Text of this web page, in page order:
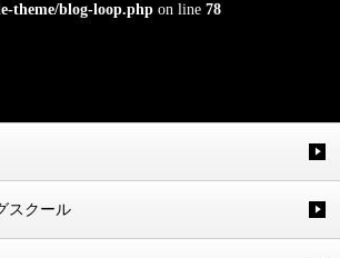
theme/blog-loop.php on line78
スクール